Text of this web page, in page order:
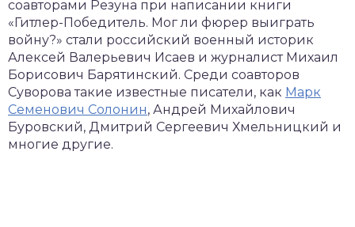
соавторами Резуна при написании книги
«Гитлер-Победитель. Мог ли фюрер выиграть
войну?» стали российский военный историк
Алексей Валерьевич Исаев и журналист Михаил
Борисович Барятинский. Среди соавторов
Суворова такие известные писатели, как Марк
Семенович Солонин, Андрей Михайлович
Буровский, Дмитрий Сергеевич Хмельницкий и
многие другие.